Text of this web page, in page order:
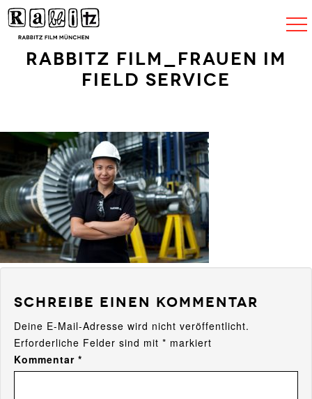
Rabbitz Film_Frauen im
Field Service
Schreibe einen Kommentar
Deine E-Mail-Adresse wird nicht veröffentlicht.
Erforderliche Felder sind mit * markiert
Kommentar *